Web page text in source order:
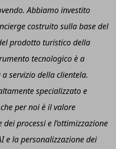
Abbiamo investito
costruito sulla base del
prodotto turistico della
tecnologico è a
servizio della clientela.
specializzato e
per noi è il valore
processi e l’ottimizzazione
e la personalizzazione dei